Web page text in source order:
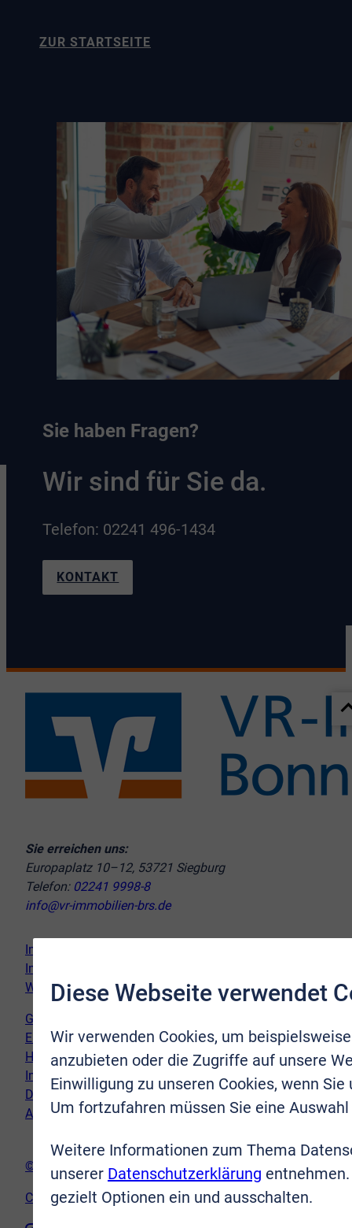
ZUR STARTSEITE
Sie haben Fragen?
Wir sind für Sie da.
Telefon: 02241 496-1434
KONTAKT
Sie erreichen uns:
Europaplatz 10–12, 53721 Siegburg
Telefon: 02241 9998-8
info@vr-immobilien-brs.de
Immobilie verkaufen
Immobilie kaufen
Wir vor Ort
Genderhinweis
Erklärung zur Barrierefreiheit
Hinweispflicht Newsletter
Impressum
Datenschutz
AGB
© VR-Immobilien Bonn Rhein-Sieg GmbH
Cookie-Einstellungen
Diese Webseite verwendet
Wir verwenden Cookies, um
anzubieten oder die Zugriffe auf unsere
Einwilligung zu unseren Cookies, wenn
Um fortzufahren müssen Sie eine
Weitere Informationen zum Thema
unserer Datenschutzerklärung
gezielt Optionen ein und ausschalten.